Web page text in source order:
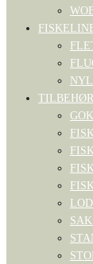
TILBEHØR